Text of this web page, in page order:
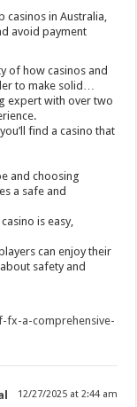
casinos in Australia,
avoid payment
of how casinos and
to make solid…
expert with over two
find a casino that
and choosing
a safe and
is easy,
can enjoy their
safety and
fx-a-comprehensive-
12/27/2025 at 2:44 am